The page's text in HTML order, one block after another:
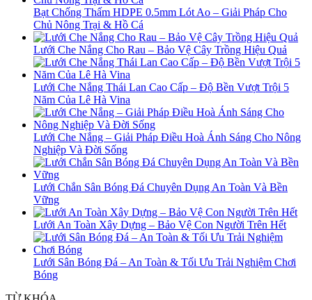
Bạt Chống Thấm HDPE 0.5mm Lót Ao – Giải Pháp Cho
Chủ Nông Trại & Hồ Cá
Lưới Che Nắng Cho Rau – Bảo Vệ Cây Trồng Hiệu Quả
Lưới Che Nắng Thái Lan Cao Cấp – Độ Bền Vượt Trội 5
Năm Của Lê Hà Vina
Lưới Che Nắng – Giải Pháp Điều Hoà Ánh Sáng Cho Nông
Nghiệp Và Đời Sống
Lưới Chắn Sân Bóng Đá Chuyên Dụng An Toàn Và Bền
Vững
Lưới An Toàn Xây Dựng – Bảo Vệ Con Người Trên Hết
Lưới Sân Bóng Đá – An Toàn & Tối Ưu Trải Nghiệm Chơi
Bóng